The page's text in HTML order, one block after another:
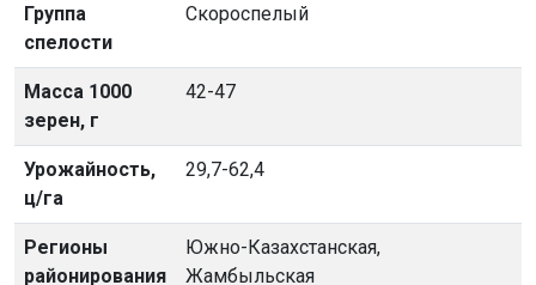
Группа
спелости
Скороспелый
Масса 1000
зерен, г
42-47
Урожайность,
ц/га
29,7-62,4
Регионы
районирования
Южно-Казахстанская,
Жамбыльская